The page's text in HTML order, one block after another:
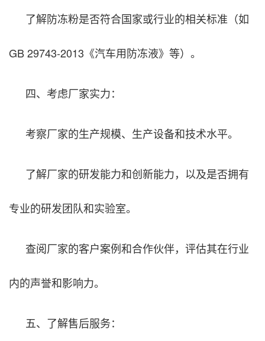
了解防冻粉是否符合国家或行业的相关标准（如
GB 29743-2013《汽车用防冻液》等）。
四、考虑厂家实力：
考察厂家的生产规模、生产设备和技术水平。
了解厂家的研发能力和创新能力，以及是否拥有
专业的研发团队和实验室。
查阅厂家的客户案例和合作伙伴，评估其在行业
内的声誉和影响力。
五、了解售后服务：